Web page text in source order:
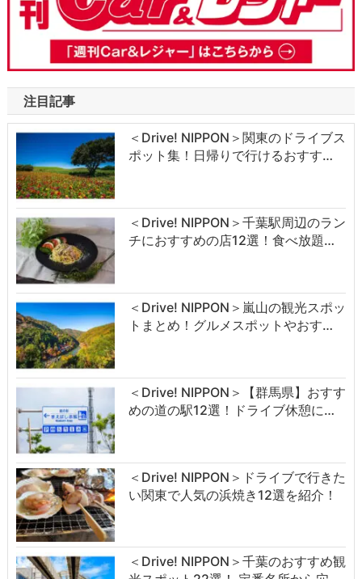
注目記事
＜Drive! NIPPON＞関東のドライブス
ポット集！日帰りで行けるおすす…
＜Drive! NIPPON＞千葉駅周辺のラン
チにおすすめの店12選！食べ放題…
＜Drive! NIPPON＞嵐山の観光スポッ
トまとめ！グルメスポットやおす…
＜Drive! NIPPON＞【群馬県】おすす
めの道の駅12選！ドライブ休憩に…
＜Drive! NIPPON＞ドライブで行きた
い関東で人気の浜焼き12選を紹介！
＜Drive! NIPPON＞千葉のおすすめ観